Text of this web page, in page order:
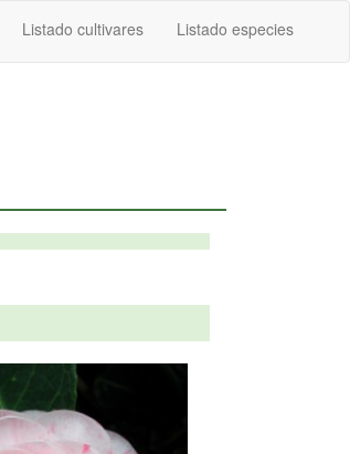
Listado especies
Listado cultivares